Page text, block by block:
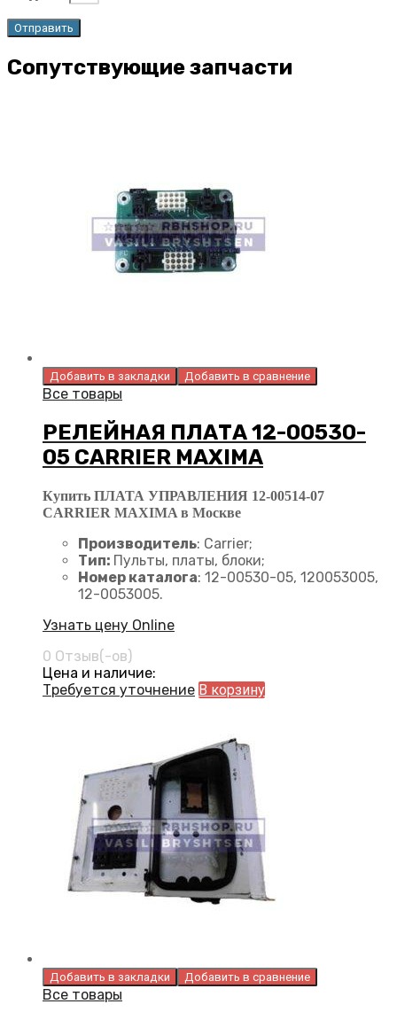
Сопутствующие запчасти
Добавить в закладки Добавить в сравнение
Все товары
РЕЛЕЙНАЯ ПЛАТА 12-00530-
05 CARRIER MAXIMA
Купить ПЛАТА УПРАВЛЕНИЯ 12-00514-07
CARRIER MAXIMA в Москве
Производитель: Carrier;
Тип: Пульты, платы, блоки;
Номер каталога: 12-00530-05, 120053005,
12-0053005.
Узнать цену Online
0 Отзыв(-ов)
Цена и наличие:
Требуется уточнение В корзину
Добавить в закладки Добавить в сравнение
Все товары